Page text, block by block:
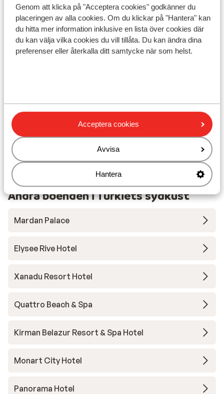
Genom att klicka på "Acceptera cookies" godkänner du
placeringen av alla cookies. Om du klickar på "Hantera" kan
du hitta mer information inklusive en lista över cookies där
du kan välja vilka cookies du vill tillåta. Du kan ändra dina
preferenser eller återkalla ditt samtycke när som helst.
Acceptera cookies
Avvisa
Hantera
handdukar varje morgon innan frukost
trots skyltar om att de skulle ta bort dem
hände inget. Maten var väldigt dålig och
varierades inte. Halvpension fick bara
dricka vatten till frukost och middag.
Oengagerad personal som satt med
katterna i knät hela tiden i lobbyn, där det
stank kattmat och kiss.
hvor vi
at gøre
god
Visa på karta
I området
Avstånd till stranden ca 700 m (sandstrand)
Avstånd till centrum: ca 2 km
Närmaste butiker ca 200 m
Närmaste restaurang ca 200 m
Dolmus
Andra boenden i Turkiets sydkust
Mardan Palace
Elysee Rive Hotel
Xanadu Resort Hotel
Quattro Beach & Spa
Kirman Belazur Resort & Spa Hotel
Monart City Hotel
Panorama Hotel